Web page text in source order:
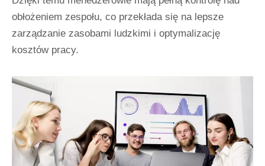
obłożeniem zespołu, co przekłada się na lepsze
zarządzanie zasobami ludzkimi i optymalizację
kosztów pracy.